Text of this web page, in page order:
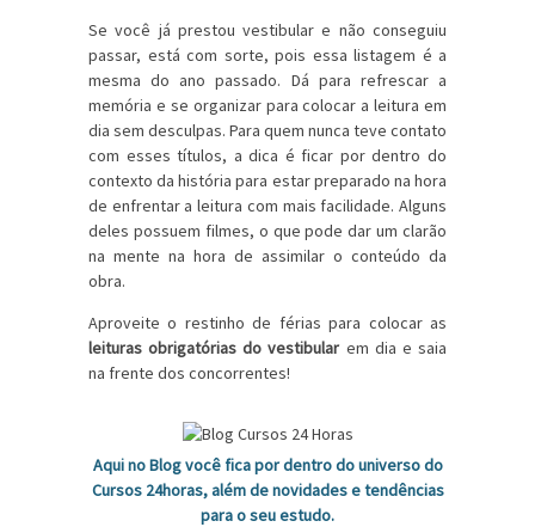
Se você já prestou vestibular e não conseguiu
passar, está com sorte, pois essa listagem é a
mesma do ano passado. Dá para refrescar a
memória e se organizar para colocar a leitura em
dia sem desculpas. Para quem nunca teve contato
com esses títulos, a dica é ficar por dentro do
contexto da história para estar preparado na hora
de enfrentar a leitura com mais facilidade. Alguns
deles possuem filmes, o que pode dar um clarão
na mente na hora de assimilar o conteúdo da
obra.
Aproveite o restinho de férias para colocar as
leituras obrigatórias do vestibular em dia e saia
na frente dos concorrentes!
Aqui no Blog você fica por dentro do universo do
Cursos 24horas, além de novidades e tendências
para o seu estudo.